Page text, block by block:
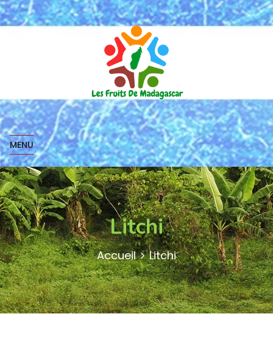
MENU
Litchi
Accueil Litchi